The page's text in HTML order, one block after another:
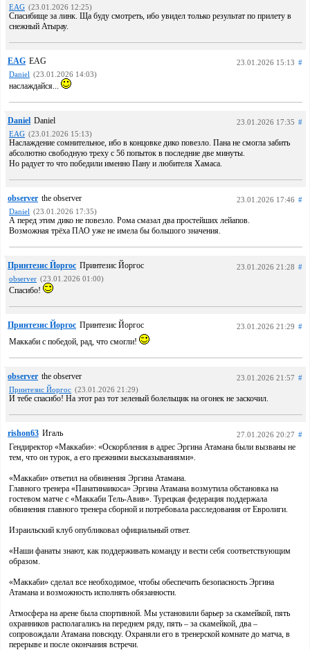
EAG (23.01.2026 12:25)
Спасибище за линк. Ща буду смотреть, ибо увидел только результат по прилету в
снежный Атырау.
EAG EAG 23.01.2026 15:13 #
Daniel (23.01.2026 14:03)
наслаждайся...
Daniel Daniel 23.01.2026 17:35 #
EAG (23.01.2026 15:13)
Наслаждение сомнительное, ибо в концовке дико повезло. Пана не смогла забить
абсолютно свободную треху с 56 попыток в последние две минуты.
Но радует то что победили именно Пану и любителя Хамаса.
observer the observer 23.01.2026 17:46 #
Daniel (23.01.2026 17:35)
А перед этим дико не повезло. Рома смазал два простейших лейапов.
Возможная трёха ПАО уже не имела бы большого значения.
Принтезис Йоргос Принтезис Йоргос 23.01.2026 21:28 #
observer (23.01.2026 01:00)
Спасибо!
Принтезис Йоргос Принтезис Йоргос 23.01.2026 21:29 #
Маккаби с победой, рад, что смогли!
observer the observer 23.01.2026 21:57 #
Принтезис Йоргос (23.01.2026 21:29)
И тебе спасибо! На этот раз тот зеленый болельщик на огонек не заскочил.
rishon63 Игаль 27.01.2026 20:27 #
Гендиректор «Маккаби»: «Оскорбления в адрес Эргина Атамана были вызваны не
тем, что он турок, а его прежними высказываниями».
«Маккаби» ответил на обвинения Эргина Атамана.
Главного тренера «Панатинаикоса» Эргина Атамана возмутила обстановка на
гостевом матче с «Маккаби Тель-Авив». Турецкая федерация поддержала
обвинения главного тренера сборной и потребовала расследования от Евролиги.
Израильский клуб опубликовал официальный ответ.
«Наши фанаты знают, как поддерживать команду и вести себя соответствующим
образом.
«Маккаби» сделал все необходимое, чтобы обеспечить безопасность Эргина
Атамана и возможность исполнять обязанности.
Атмосфера на арене была спортивной. Мы установили барьер за скамейкой, пять
охранников располагались на переднем ряду, пять – за скамейкой, два –
сопровождали Атамана повсюду. Охраняли его в тренерской комнате до матча, в
перерыве и после окончания встречи.